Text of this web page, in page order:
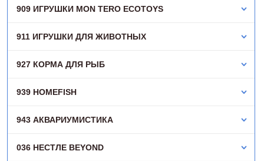
909 ИГРУШКИ MON TERO ECOTOYS
911 ИГРУШКИ ДЛЯ ЖИВОТНЫХ
927 КОРМА ДЛЯ РЫБ
939 HOMEFISH
943 АКВАРИУМИСТИКА
036 НЕСТЛЕ BEYOND